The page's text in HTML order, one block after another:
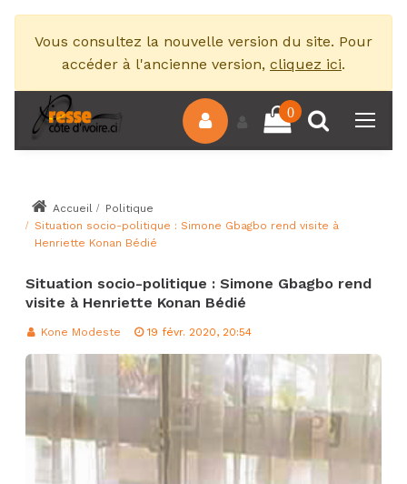
Vous consultez la nouvelle version du site. Pour
accéder à l'ancienne version, cliquez ici.
0
Accueil
Politique
Situation socio-politique : Simone Gbagbo rend visite à
Henriette Konan Bédié
Situation socio-politique : Simone Gbagbo rend
visite à Henriette Konan Bédié
Kone Modeste 19 févr. 2020, 20:54